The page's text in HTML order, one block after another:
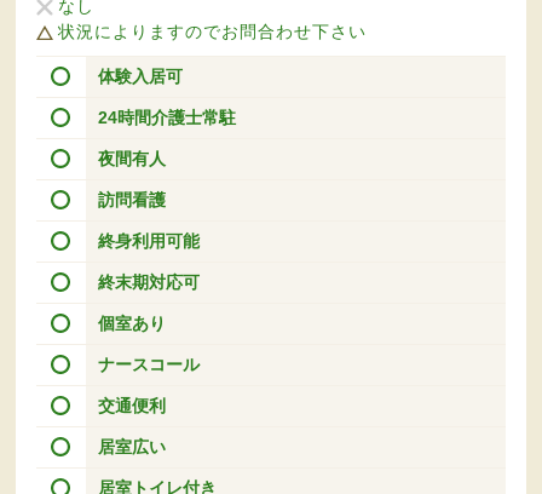
なし
状況によりますのでお問合わせ下さい
体験入居可
24時間介護士常駐
夜間有人
訪問看護
終身利用可能
終末期対応可
個室あり
ナースコール
交通便利
居室広い
居室トイレ付き